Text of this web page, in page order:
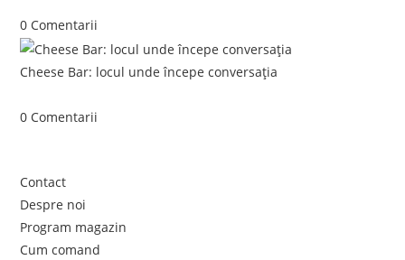
0 Comentarii
Cheese Bar: locul unde începe conversația
0 Comentarii
Contact
Despre noi
Program magazin
Cum comand